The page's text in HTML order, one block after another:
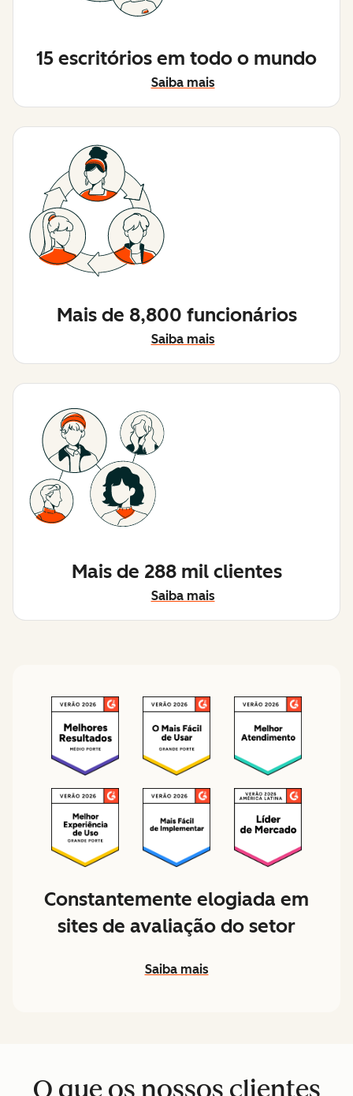
15 escritórios em todo o mundo
Saiba mais
Mais de 8,800 funcionários
Saiba mais
Mais de 288 mil clientes
Saiba mais
Constantemente elogiada em
sites de avaliação do setor
Saiba mais
O que os nossos clientes